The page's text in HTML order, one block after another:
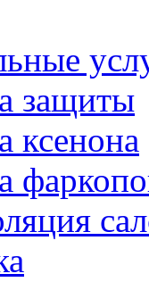
защиты
ксенона